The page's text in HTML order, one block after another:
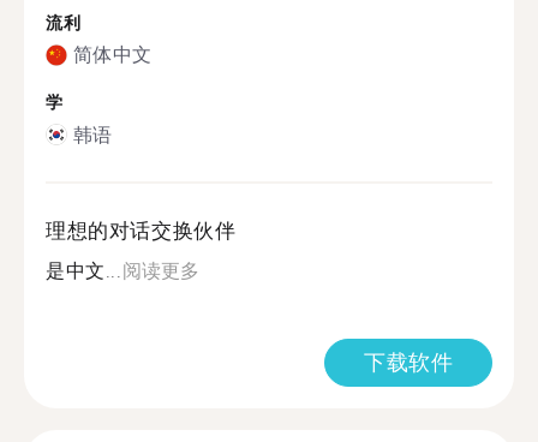
流利
简体中文
学
韩语
理想的对话交换伙伴
是中文... 阅读更多
下载软件